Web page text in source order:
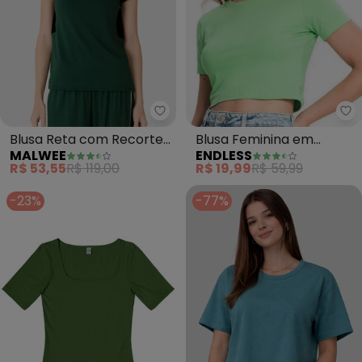
Malwee - Blusa Reta com
Blusa Reta com Recorte
(Verde Militar)
MALWEE
R$ 53,55R$ 119,00
Blusa Feminina em
Cotton Leve (Verde)
ENDLESS
R$ 19,99R$ 59,99
-23%
-77%